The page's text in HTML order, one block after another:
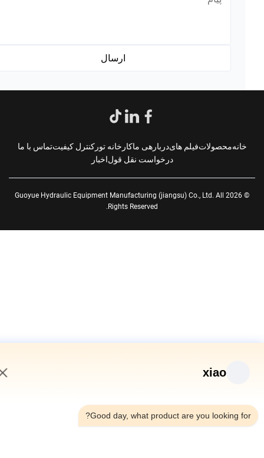
محصولاتفیلم هایدربارهی ماکارخانه تورکنترل کیفیتتماس با ما
درخواست نقل قول اخبار
© 2026 Guoyue Hydraulic Equipment Manufacturing (jiangsu) Co., Ltd. All
Rights Reserved.
xiao
Good day, what product are you looking